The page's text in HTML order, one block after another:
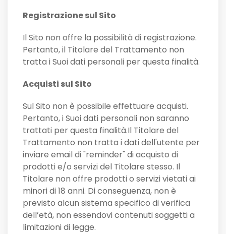
Registrazione sul Sito
Il Sito non offre la possibilità di registrazione.
Pertanto, il Titolare del Trattamento non
tratta i Suoi dati personali per questa finalità.
Acquisti sul Sito
Sul Sito non è possibile effettuare acquisti.
Pertanto, i Suoi dati personali non saranno
trattati per questa finalità.Il Titolare del
Trattamento non tratta i dati dell'utente per
inviare email di "reminder" di acquisto di
prodotti e/o servizi del Titolare stesso. Il
Titolare non offre prodotti o servizi vietati ai
minori di 18 anni. Di conseguenza, non è
previsto alcun sistema specifico di verifica
dell’età, non essendovi contenuti soggetti a
limitazioni di legge.